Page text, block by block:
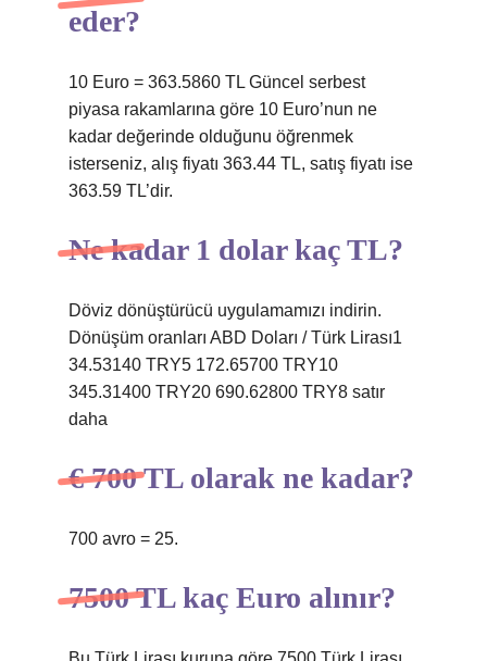
eder?
10 Euro = 363.5860 TL Güncel serbest
piyasa rakamlarına göre 10 Euro’nun ne
kadar değerinde olduğunu öğrenmek
isterseniz, alış fiyatı 363.44 TL, satış fiyatı ise
363.59 TL’dir.
Ne kadar 1 dolar kaç TL?
Döviz dönüştürücü uygulamamızı indirin.
Dönüşüm oranları ABD Doları / Türk Lirası1
34.53140 TRY5 172.65700 TRY10
345.31400 TRY20 690.62800 TRY8 satır
daha
€ 700 TL olarak ne kadar?
700 avro = 25.
7500 TL kaç Euro alınır?